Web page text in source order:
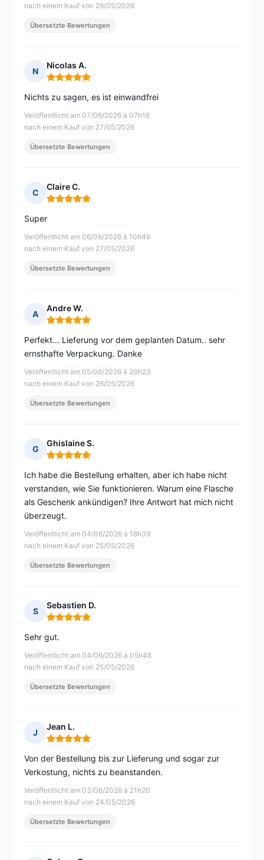
nach einem Kauf von 28/05/2026
Übersetzte Bewertungen
N
Nicolas A.
Hinweis: 5 von 5
Veröffentlicht am 07/06/2026 à 07h16
nach einem Kauf von 27/05/2026
Nichts zu sagen, es ist einwandfrei
Übersetzte Bewertungen
C
Claire C.
Hinweis: 5 von 5
Veröffentlicht am 06/06/2026 à 10h49
nach einem Kauf von 27/05/2026
Super
Übersetzte Bewertungen
A
Andre W.
Hinweis: 5 von 5
Veröffentlicht am 05/06/2026 à 20h23
nach einem Kauf von 26/05/2026
Perfekt... Lieferung vor dem geplanten Datum.. sehr
ernsthafte Verpackung. Danke
Übersetzte Bewertungen
G
Ghislaine S.
Hinweis: 5 von 5
Veröffentlicht am 04/06/2026 à 18h39
nach einem Kauf von 25/05/2026
Ich habe die Bestellung erhalten, aber ich habe nicht
verstanden, wie Sie funktionieren. Warum eine Flasche
als Geschenk ankündigen? Ihre Antwort hat mich nicht
überzeugt.
Übersetzte Bewertungen
S
Sebastien D.
Hinweis: 5 von 5
Veröffentlicht am 04/06/2026 à 05h48
nach einem Kauf von 25/05/2026
Sehr gut.
Übersetzte Bewertungen
J
Jean L.
Hinweis: 5 von 5
Veröffentlicht am 03/06/2026 à 21h20
nach einem Kauf von 24/05/2026
Von der Bestellung bis zur Lieferung und sogar zur
Verkostung, nichts zu beanstanden.
Übersetzte Bewertungen